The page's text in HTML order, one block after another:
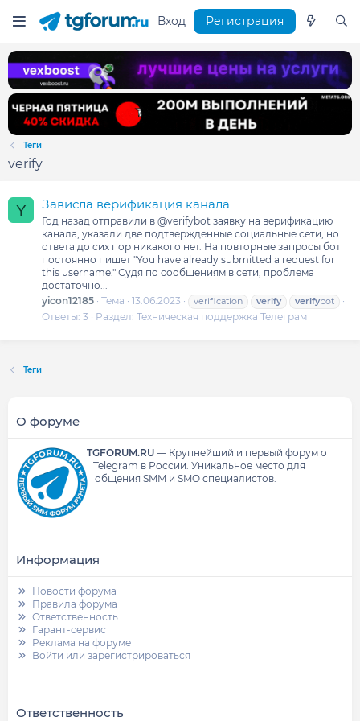
Вход Регистрация
Теги
verify
Y Зависла верификация канала
Год назад отправили в @verifybot заявку на верификацию
канала, указали две подтвержденные социальные сети, но
ответа до сих пор никакого нет. На повторные запросы бот
постоянно пишет "You have already submitted a request for
this username." Судя по сообщениям в сети, проблема
достаточно...
yicon12185 Тема 13.06.2023 verification verify verifybot
Ответы: 3 Раздел: Техническая поддержка Телеграм
Теги
О форуме
TGFORUM.RU— Крупнейший и первый форум о
Telegram в России. Уникальное место для
общения SMM и SMO специалистов.
Информация
Новости форума
Правила форума
Ответственность
Гарант-сервис
Реклама на форуме
Войти или зарегистрироваться
Ответственность